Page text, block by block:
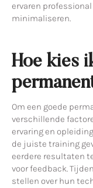
ervaren
minimaliseren.
Hoe kies
Om een goede
verschillende
ervaring en
de juiste training
eerdere resultaten
voor feedback.
stellen over hun